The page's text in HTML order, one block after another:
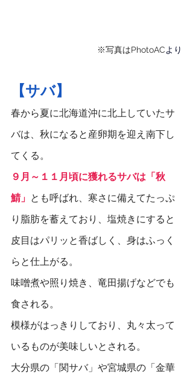
※写真はPhotoACより
【サバ】
春から夏に北海道沖に北上していたサ
バは、秋になると産卵期を迎え南下し
てくる。
９月～１１月頃に獲れるサバは「秋
鯖」 とも呼ばれ、寒さに備えてたっぷ
り脂肪を蓄えており、塩焼きにすると
皮目はパリッと香ばしく、身はふっく
らと仕上がる。
味噌煮や照り焼き、竜田揚げなどでも
食される。
模様がはっきりしており、丸々太って
いるものが美味しいとされる。
大分県の「関サバ」や宮城県の「金華